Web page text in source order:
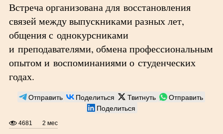
Встреча организована для восстановления
связей между выпускниками разных лет,
общения с однокурсниками
и преподавателями, обмена профессиональным
опытом и воспоминаниями о студенческих
годах.
Отправить Поделиться Твитнуть
Отправить
Поделиться
4681 2 мес